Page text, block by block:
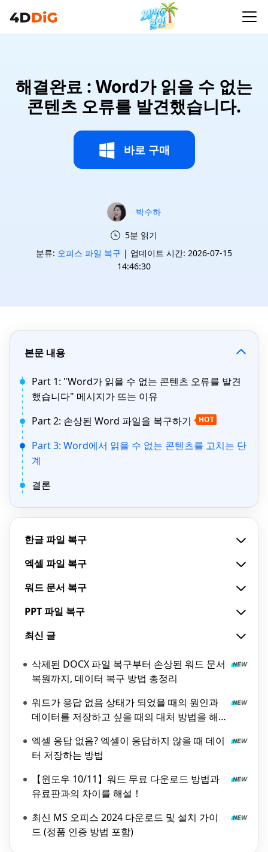
해결완료 : Word가 읽을 수 없는
콘텐츠 오류를 발견했습니다.
바로 구매
박수하
5분 읽기
분류: 오피스 파일 복구 | 업데이트 시간: 2026-07-15
14:46:30
본문 내용
Part 1: "Word가 읽을 수 없는 콘텐츠 오류를 발견
했습니다" 메시지가 뜨는 이유
Part 2: 손상된 Word 파일을 복구하기
HOT
Part 3: Word에서 읽을 수 없는 콘텐츠를 고치는 단
계
결론
한글 파일 복구
엑셀 파일 복구
워드 문서 복구
PPT 파일 복구
최신 글
삭제된 DOCX 파일 복구부터 손상된 워드 문서
복원까지, 데이터 복구 방법 총정리
워드가 응답 없음 상태가 되었을 때의 원인과
데이터를 저장하고 싶을 때의 대처 방법을 해
엑셀 응답 없음? 엑셀이 응답하지 않을 때 데이
터 저장하는 방법
【윈도우 10/11】워드 무료 다운로드 방법과
유료판과의 차이를 해설！
최신 MS 오피스 2024 다운로드 및 설치 가이
드 (정품 인증 방법 포함)